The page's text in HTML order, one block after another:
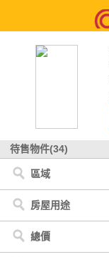
待售物件(34)
區域
台北市 新北市
< 台北市 中正區
< 新北市 林口區
房屋用途
全部用途
總價